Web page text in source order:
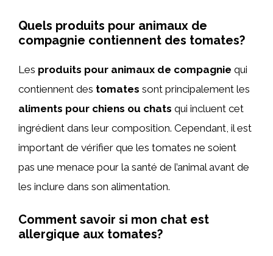
Quels produits pour animaux de
compagnie contiennent des tomates?
Les produits pour animaux de compagnie qui
contiennent des tomates sont principalement les
aliments pour chiens ou chats qui incluent cet
ingrédient dans leur composition. Cependant, il est
important de vérifier que les tomates ne soient
pas une menace pour la santé de l’animal avant de
les inclure dans son alimentation.
Comment savoir si mon chat est
allergique aux tomates?